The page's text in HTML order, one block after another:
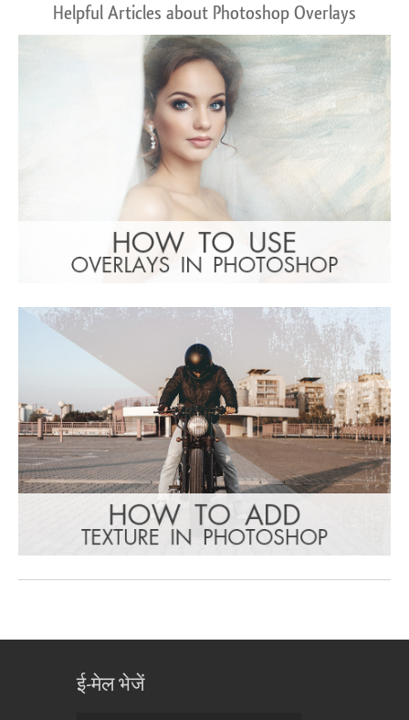
Helpful Articles about Photoshop Overlays
ई-मेल भेजें